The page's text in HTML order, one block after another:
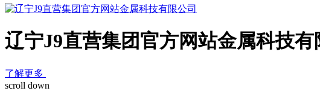
辽宁J9直营集团官方网站金属科技有
了解更多
scroll down